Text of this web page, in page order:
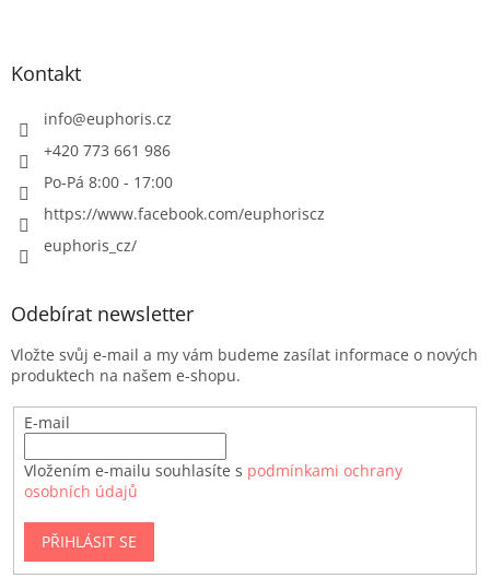
Kontakt
info@euphoris.cz
+420 773 661 986
Po-Pá 8:00 - 17:00
https://www.facebook.com/euphoriscz
euphoris_cz/
Odebírat newsletter
Vložte svůj e-mail a my vám budeme zasílat informace o nových
produktech na našem e-shopu.
E-mail
Vložením e-mailu souhlasíte s podmínkami ochrany
osobních údajů
PŘIHLÁSIT SE